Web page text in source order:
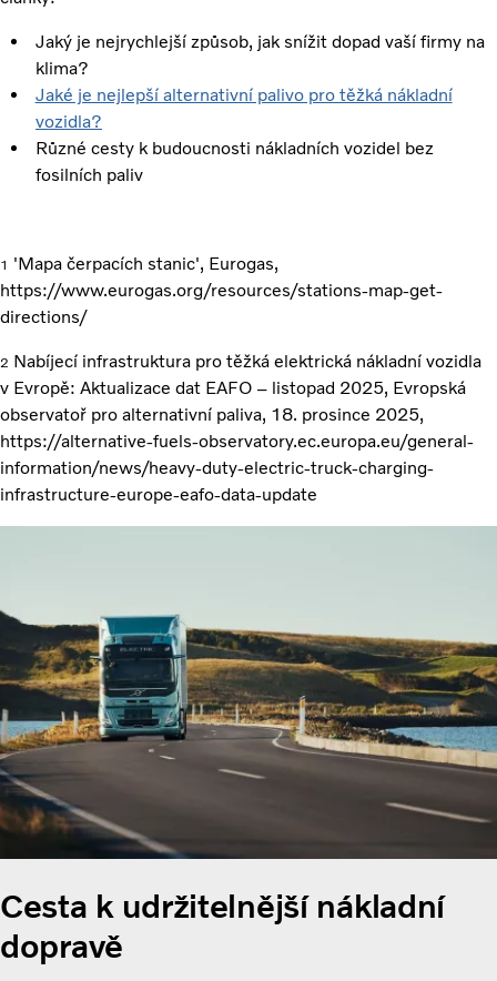
Jaký je nejrychlejší způsob, jak snížit dopad vaší firmy na
klima?
Jaké je nejlepší alternativní palivo pro těžká nákladní
vozidla?
Různé cesty k budoucnosti nákladních vozidel bez
fosilních paliv
1 'Mapa čerpacích stanic', Eurogas,
https://www.eurogas.org/resources/stations-map-get-
directions/
2 Nabíjecí infrastruktura pro těžká elektrická nákladní vozidla
v Evropě: Aktualizace dat EAFO – listopad 2025, Evropská
observatoř pro alternativní paliva, 18. prosince 2025,
https://alternative-fuels-observatory.ec.europa.eu/general-
information/news/heavy-duty-electric-truck-charging-
infrastructure-europe-eafo-data-update
Cesta k udržitelnější nákladní
dopravě